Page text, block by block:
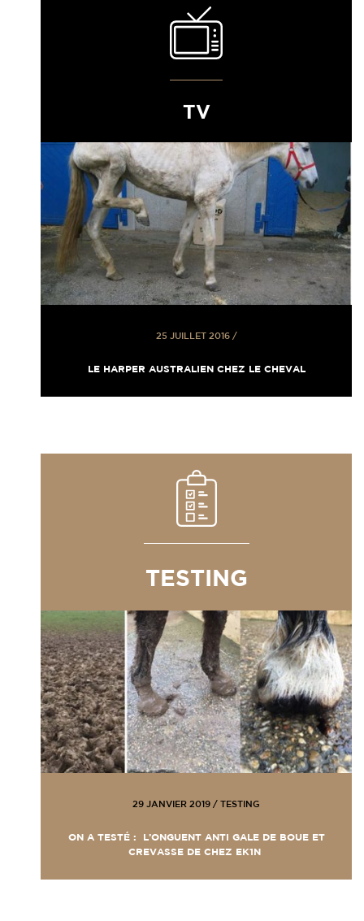
TV
25 JUILLET 2016/
LE HARPER AUSTRALIEN CHEZ LE CHEVAL
TESTING
29 JANVIER 2019 / TESTING
ON A TESTÉ : L’ONGUENT ANTI GALE DE BOUE ET
CREVASSE DE CHEZ EK1N